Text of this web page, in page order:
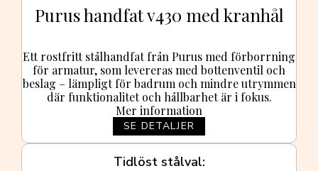
Purus handfat v430 med kranhål
Ett rostfritt stålhandfat från Purus med förborrning
för armatur, som levereras med bottenventil och
beslag – lämpligt för badrum och mindre utrymmen
där funktionalitet och hållbarhet är i fokus.
SE DETALJER
Mer information
Tidlöst stålval